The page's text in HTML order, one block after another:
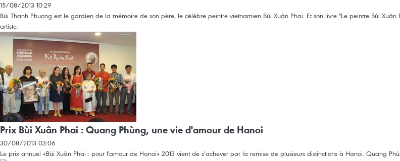
15/08/2013 10:29
Bùi Thanh Phuong est le gardien de la mémoire de son père, le célèbre peintre vietnamien Bùi Xuân Phai. Et son livre "Le peintre Bùi
artiste.
Prix Bùi Xuân Phai : Quang Phùng, une vie d'amour de Hanoi
30/08/2013 03:06
Le prix annuel «Bùi Xuân Phai : pour l'amour de Hanoi» 2013 vient de s’achever par la remise de plusieurs distinctions à Hanoi. Quang